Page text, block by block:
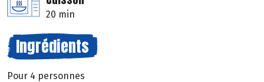
20 min
Ingrédients
Pour 4 personnes